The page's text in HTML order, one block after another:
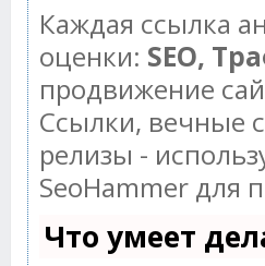
Каждая ссылка
оценки: SEO,
продвижение
Ссылки, вечные
релизы -
SeoHammer для
Что умеет